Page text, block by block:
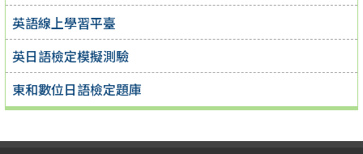
英語線上學習平臺
英日語檢定模擬測驗
東和數位日語檢定題庫